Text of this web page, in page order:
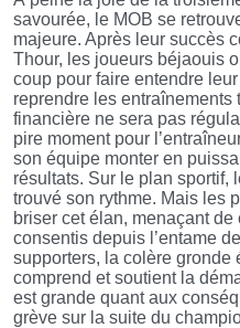
savourée, le MOB se
majeure. Après leur succès
Thour, les joueurs béjaouis
coup pour faire entendre
reprendre les entraînements
financière ne sera pas
pire moment pour
son équipe monter en
résultats. Sur le plan sportif,
trouvé son rythme. Mais les
briser cet élan, menaçant
consentis depuis l’entame
supporters, la colère gronde
comprend et soutient la
est grande quant aux
grève sur la suite du